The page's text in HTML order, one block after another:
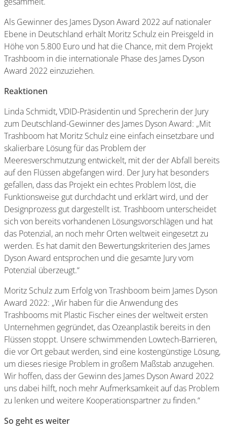
Als Gewinner des James Dyson Award 2022 auf nationaler
Ebene in Deutschland erhält Moritz Schulz ein Preisgeld in
Höhe von 5.800 Euro und hat die Chance, mit dem Projekt
Trashboom in die internationale Phase des James Dyson
Award 2022 einzuziehen.
Reaktionen
Linda Schmidt, VDID-Präsidentin und Sprecherin der Jury
zum Deutschland-Gewinner des James Dyson Award: „Mit
Trashboom hat Moritz Schulz eine einfach einsetzbare und
skalierbare Lösung für das Problem der
Meeresverschmutzung entwickelt, mit der der Abfall bereits
auf den Flüssen abgefangen wird. Der Jury hat besonders
gefallen, dass das Projekt ein echtes Problem löst, die
Funktionsweise gut durchdacht und erklärt wird, und der
Designprozess gut dargestellt ist. Trashboom unterscheidet
sich von bereits vorhandenen Lösungsvorschlägen und hat
das Potenzial, an noch mehr Orten weltweit eingesetzt zu
werden. Es hat damit den Bewertungskriterien des James
Dyson Award entsprochen und die gesamte Jury vom
Potenzial überzeugt.“
Moritz Schulz zum Erfolg von Trashboom beim James Dyson
Award 2022: „Wir haben für die Anwendung des
Trashbooms mit Plastic Fischer eines der weltweit ersten
Unternehmen gegründet, das Ozeanplastik bereits in den
Flüssen stoppt. Unsere schwimmenden Lowtech-Barrieren,
die vor Ort gebaut werden, sind eine kostengünstige Lösung,
um dieses riesige Problem in großem Maßstab anzugehen.
Wir hoffen, dass der Gewinn des James Dyson Award 2022
uns dabei hilft, noch mehr Aufmerksamkeit auf das Problem
zu lenken und weitere Kooperationspartner zu finden.“
So geht es weiter